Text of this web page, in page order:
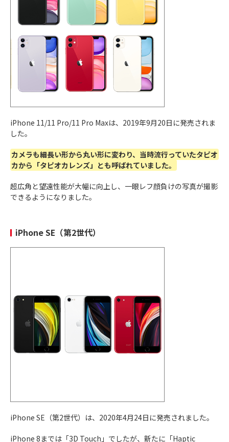
iPhone 11/11 Pro/11 Pro Maxは、2019年9月20日に発売されま
した。
カメラも細長い形から丸い形に変わり、当時流行っていたタピオ
カから「タピオカレンズ」とも呼ばれていました。
超広角と望遠性能が大幅に向上し、一眼レフ顔負けの写真が撮影
できるようになりました。
iPhone SE（第2世代）
iPhone SE（第2世代）は、2020年4月24日に発売されました。
iPhone 8までは「3D Touch」でしたが、新たに「Haptic